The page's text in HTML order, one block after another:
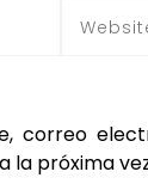
correo
la próxima